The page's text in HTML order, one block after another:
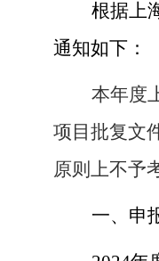
根据上
通知如下：
本年度
项目批复文
原则上不予
一、 申